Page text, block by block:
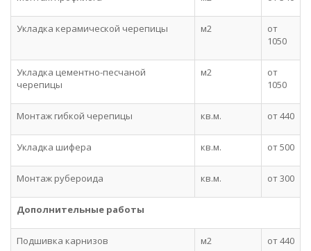
Укладка керамической черепицы м2
от
1050
Укладка цементно-песчаной
черепицы
м2
от
1050
Монтаж гибкой черепицы кв.м. от 440
Укладка шифера кв.м. от 500
Монтаж рубероида кв.м. от 300
Дополнительные работы
Подшивка карнизов м2 от 440